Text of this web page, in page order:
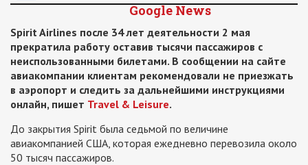
Google News
Spirit Airlines после 34 лет деятельности 2 мая
прекратила работу оставив тысячи пассажиров с
неиспользованными билетами. В сообщении на сайте
авиакомпании клиентам рекомендовали не приезжать
в аэропорт и следить за дальнейшими инструкциями
онлайн, пишет Travel & Leisure.
До закрытия Spirit была седьмой по величине
авиакомпанией США, которая ежедневно перевозила около
50 тысяч пассажиров.